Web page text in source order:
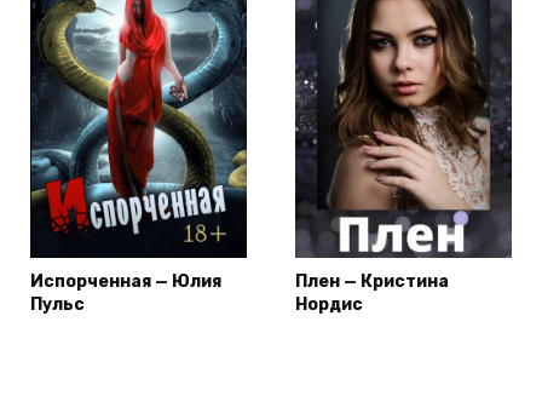
Испорченная — Юлия
Пульс
Плен — Кристина
Нордис